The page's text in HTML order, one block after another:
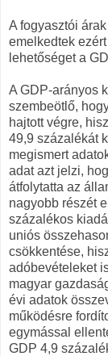
A fogyasztói
emelkedtek
lehetőséget a
A GDP-arányos
szembeötlő,
hajtott végre,
49,9 százalékát
megismert
adat azt jelzi,
átfolytatta az
nagyobb részét
százalékos
uniós
csökkentése,
adóbevételeket
magyar
évi adatok
működésre
egymással
GDP 4,9